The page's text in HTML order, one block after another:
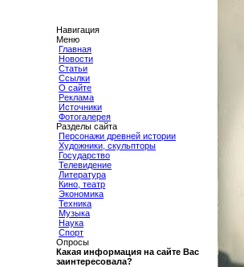
Навигация
Меню
Главная
Новости
Статьи
Ссылки
О сайте
Реклама
Источники
Фотогалерея
Разделы сайта
Персонажи древней истории
Художники, скульпторы
Государство
Телевидение
Литература
Кино, театр
Экономика
Техника
Музыка
Наука
Спорт
Опросы
Какая информация на сайте Вас
заинтересовала?